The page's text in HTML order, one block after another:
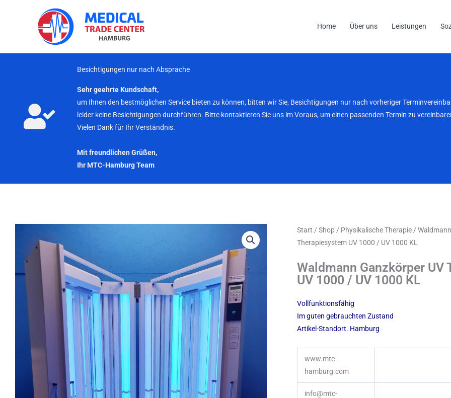
Home Über uns Leistungen
Besichtigungen nur nach Absprache
Sehr geehrte Kundschaft,
um Ihnen den bestmöglichen Service bieten zu können, bitten wir Sie, Besichtigungen nur nach vorheriger
leider keine Besichtigungen durchführen. Bitte kontaktieren Sie uns im Voraus, um einen passenden Termin zu
Vielen Dank für Ihr Verständnis.
Mit freundlichen Grüßen,
Ihr MTC-Hamburg Team
Start / Shop / Physikalische Therapie /
Therapiesystem UV 1000 / UV 1000 KL
Waldmann Ganzkörper UV
UV 1000 / UV 1000 KL
Vollfunktionsfähig
Im guten gebrauchten Zustand
Artikel-Standort. Hamburg
www.mtc-
hamburg.com
info@mtc-